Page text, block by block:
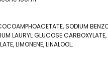
SODIUM
LAURYL GLUCOSE
LIMONENE, LINALOOL.